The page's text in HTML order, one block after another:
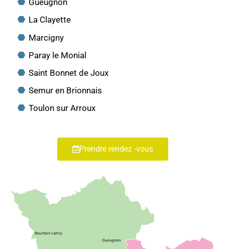
Gueugnon
La Clayette
Marcigny
Paray le Monial
Saint Bonnet de Joux
Semur en Brionnais
Toulon sur Arroux
Prendre rendez -vous